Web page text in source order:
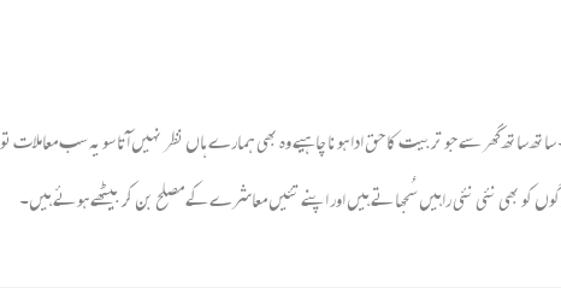
گھر سے جو تربیت کا حق ادا ہونا چاہیے وہ بھی ہمارے ہاں نظر نہیں آتا سو یہ سب معاملات
کو بھی نئی نئی راہیں سُجھاتے ہیں اور اپنے تئیں معاشرے کے مصلح بن کر بیٹھے ہوئے ہیں۔